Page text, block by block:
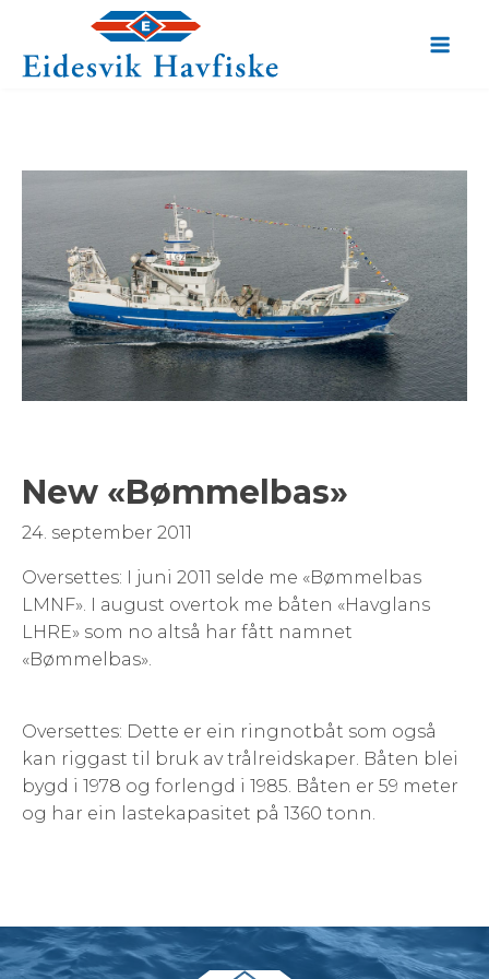
New «Bømmelbas»
24. september 2011
Oversettes: I juni 2011 selde me «Bømmelbas
LMNF». I august overtok me båten «Havglans
LHRE» som no altså har fått namnet
«Bømmelbas».
Oversettes: Dette er ein ringnotbåt som også
kan riggast til bruk av trålreidskaper. Båten blei
bygd i 1978 og forlengd i 1985. Båten er 59 meter
og har ein lastekapasitet på 1360 tonn.